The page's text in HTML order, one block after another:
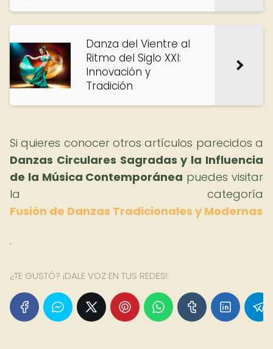
Danza del Vientre al
Ritmo del Siglo XXI:
Innovación y
Tradición
Si quieres conocer otros artículos parecidos a
Danzas Circulares Sagradas y la Influencia
de la Música Contemporánea puedes visitar
la categoría
Fusión de Danzas Tradicionales y Modernas
.
¿TE GUSTÓ? ¡DALE VOZ EN TUS REDES!